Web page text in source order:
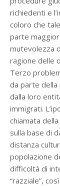
richiedenti e
coloro che
parte
mutevolezza
ragione delle
Terzo
da parte della
dalla loro
immigrati.
chiamata
sulla base di
distanza
popolazione
difficoltà di
“razziale”,